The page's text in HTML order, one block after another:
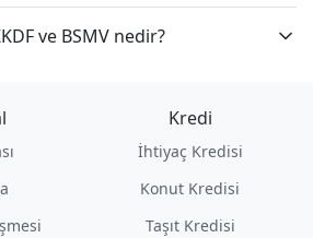
ve BSMV nedir?
Kredi
İhtiyaç Kredisi
Konut Kredisi
Taşıt Kredisi